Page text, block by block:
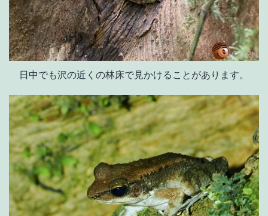
日中でも沢の近くの林床で見かけることがあります。